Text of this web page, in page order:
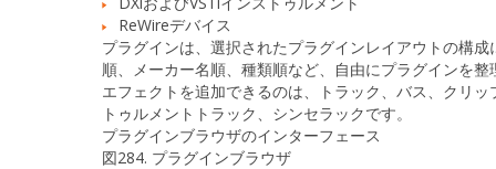
ReWireデバイス
プラグインは、選択されたプラグインレイアウトの構
順、メーカー名順、種類順など、自由にプラグインを整
エフェクトを追加できるのは、トラック、バス、クリ
トゥルメントトラック、シンセラックです。
プラグインブラウザのインターフェース
図284. プラグインブラウザ